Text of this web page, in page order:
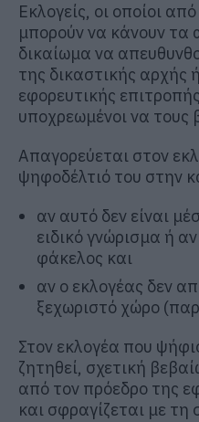
Εκλογείς, οι οποίοι
μπορούν να κάνουν τα
δικαίωμα να
της δικαστικής αρχής
εφορευτικής
υποχρεωμένοι να τους
Απαγορεύεται στον
ψηφοδέλτιό του στην
αν αυτό δεν είναι
ειδικό γνώρισμα ή αν
φάκελος και
αν ο εκλογέας δεν
ξεχωριστό χώρο
Στον εκλογέα που
ζητηθεί, σχετική
από τον πρόεδρο της
και σφραγίζεται με τη